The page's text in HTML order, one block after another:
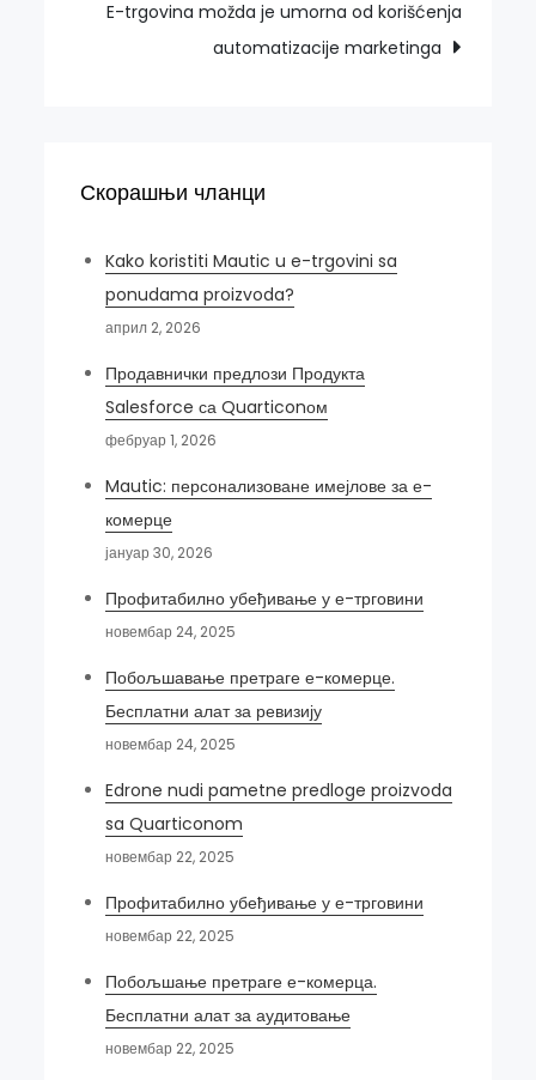
E-trgovina možda je umorna od korišćenja
automatizacije marketinga
Скорашњи чланци
Kako koristiti Mautic u e-trgovini sa
ponudama proizvoda?
април 2, 2026
Продавнички предлози Продукта
Salesforce са Quarticonом
фебруар 1, 2026
Mautic: персонализоване имејлове за е-
комерце
јануар 30, 2026
Профитабилно убеђивање у е-трговини
новембар 24, 2025
Побољшавање претраге е-комерце.
Бесплатни алат за ревизију
новембар 24, 2025
Edrone nudi pametne predloge proizvoda
sa Quarticonom
новембар 22, 2025
Профитабилно убеђивање у е-трговини
новембар 22, 2025
Побољшање претраге е-комерца.
Бесплатни алат за аудитовање
новембар 22, 2025